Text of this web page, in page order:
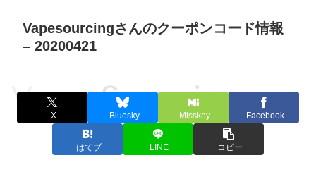
Vapesourcingさんのクーポンコード情報
– 20200421
X Bluesky Misskey Facebook
はてブ LINE コピー